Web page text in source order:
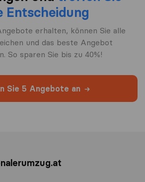
Entscheidung
erhalten, können Sie alle
und das beste Angebot
So sparen Sie bis zu 40%!
Sie 5 Angebote an